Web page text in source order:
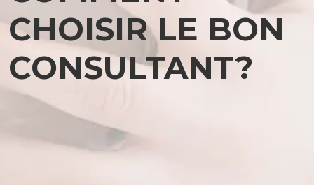
CHOISIR LE BON
CONSULTANT?